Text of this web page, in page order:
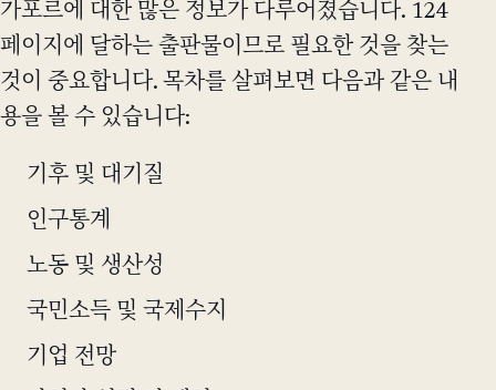
가포르에 대한 많은 정보가 다루어졌습니다. 124
페이지에 달하는 출판물이므로 필요한 것을 찾는
것이 중요합니다. 목차를 살펴보면 다음과 같은 내
용을 볼 수 있습니다:
기후 및 대기질
인구통계
노동 및 생산성
국민소득 및 국제수지
기업 전망